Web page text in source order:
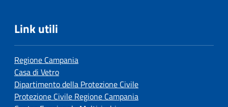
Link utili
Regione Campania
Casa di Vetro
Dipartimento della Protezione Civile
Protezione Civile Regione Campania